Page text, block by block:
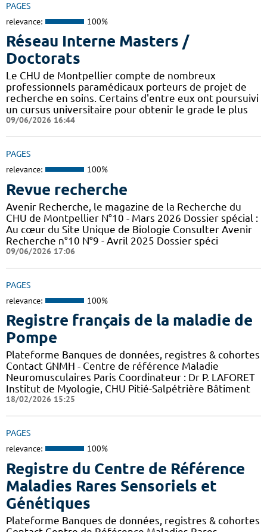
PAGES
relevance: 100%
Réseau Interne Masters /
Doctorats
Le CHU de Montpellier compte de nombreux
professionnels paramédicaux porteurs de projet de
recherche en soins. Certains d'entre eux ont poursuivi
un cursus universitaire pour obtenir le grade le plus
09/06/2026 16:44
PAGES
relevance: 100%
Revue recherche
Avenir Recherche, le magazine de la Recherche du
CHU de Montpellier N°10 - Mars 2026 Dossier spécial :
Au cœur du Site Unique de Biologie Consulter Avenir
Recherche n°10 N°9 - Avril 2025 Dossier spéci
09/06/2026 17:06
PAGES
relevance: 100%
Registre français de la maladie de
Pompe
Plateforme Banques de données, registres & cohortes
Contact GNMH - Centre de référence Maladie
Neuromusculaires Paris Coordinateur : Dr P. LAFORET
Institut de Myologie, CHU Pitié-Salpétrière Bâtiment
18/02/2026 15:25
PAGES
relevance: 100%
Registre du Centre de Référence
Maladies Rares Sensoriels et
Génétiques
Plateforme Banques de données, registres & cohortes